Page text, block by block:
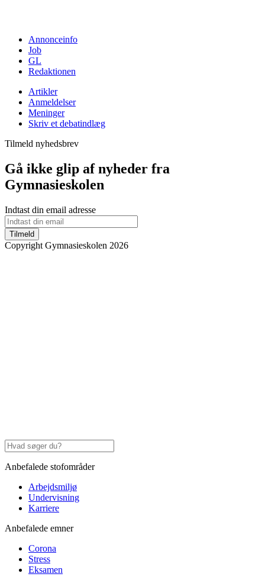
Annonceinfo
Job
GL
Redaktionen
Artikler
Anmeldelser
Meninger
Skriv et debatindlæg
Tilmeld nyhedsbrev
Gå ikke glip af nyheder fra
Gymnasieskolen
Indtast din email adresse
Tilmeld
Copyright Gymnasieskolen 2026
Anbefalede stofområder
Arbejdsmiljø
Undervisning
Karriere
Anbefalede emner
Corona
Stress
Eksamen